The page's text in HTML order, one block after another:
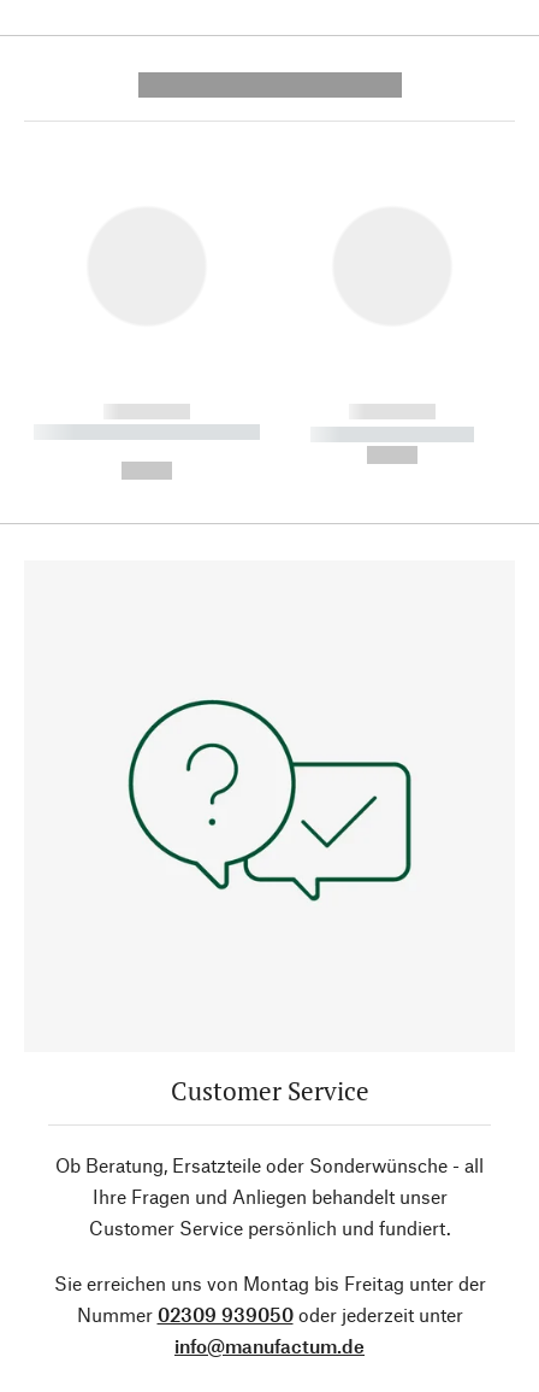
------------
----------- ----------- --------
------------
----------- -----------
Customer Service
Ob Beratung, Ersatzteile oder Sonderwünsche - all
Ihre Fragen und Anliegen behandelt unser
Customer Service persönlich und fundiert.
Sie erreichen uns von Montag bis Freitag unter der
Nummer 02309 939050oder jederzeit unter
info@manufactum.de